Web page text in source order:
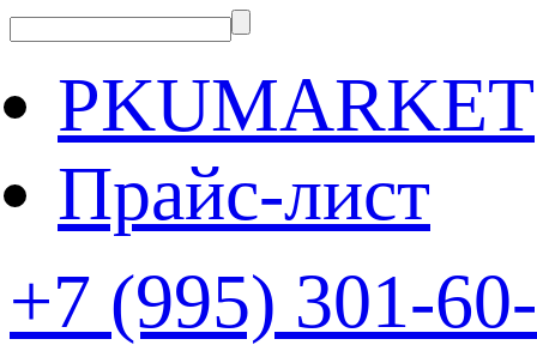
PKUMARKET
Прайс-лист
+7 (995) 301-